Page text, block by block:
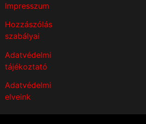
Impresszum
Hozzászólás
szabályai
Adatvédelmi
tájékoztató
Adatvédelmi
elveink